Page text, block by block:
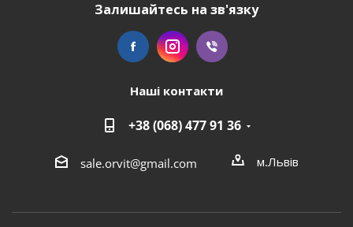
Залишайтесь на зв'язку
Наші контакти
+38 (068) 477 91 36
sale.orvit@gmail.com м.Львів